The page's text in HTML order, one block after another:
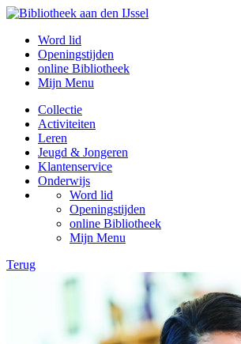
Word lid
Openingstijden
online Bibliotheek
Mijn Menu
Collectie
Activiteiten
Leren
Jeugd & Jongeren
Klantenservice
Onderwijs
Word lid
Openingstijden
online Bibliotheek
Mijn Menu
Terug